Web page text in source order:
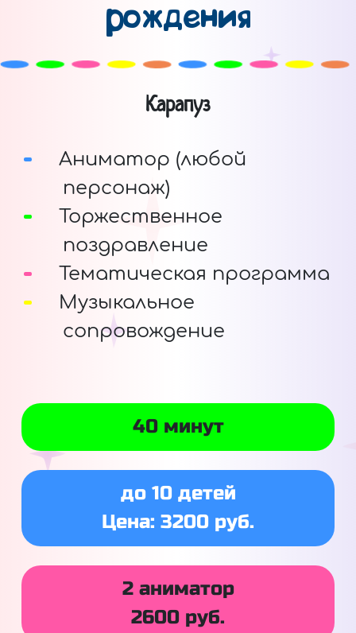
рождения
Карапуз
Аниматор (любой
персонаж)
Торжественное
поздравление
Тематическая программа
Музыкальное
сопровождение
40 минут
до 10 детей
Цена: 3200 руб.
2 аниматор
2600 руб.